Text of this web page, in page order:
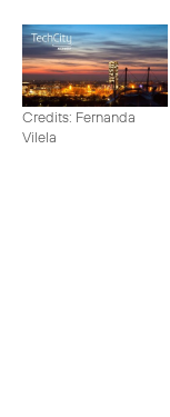
Credits: Fernanda
Vilela